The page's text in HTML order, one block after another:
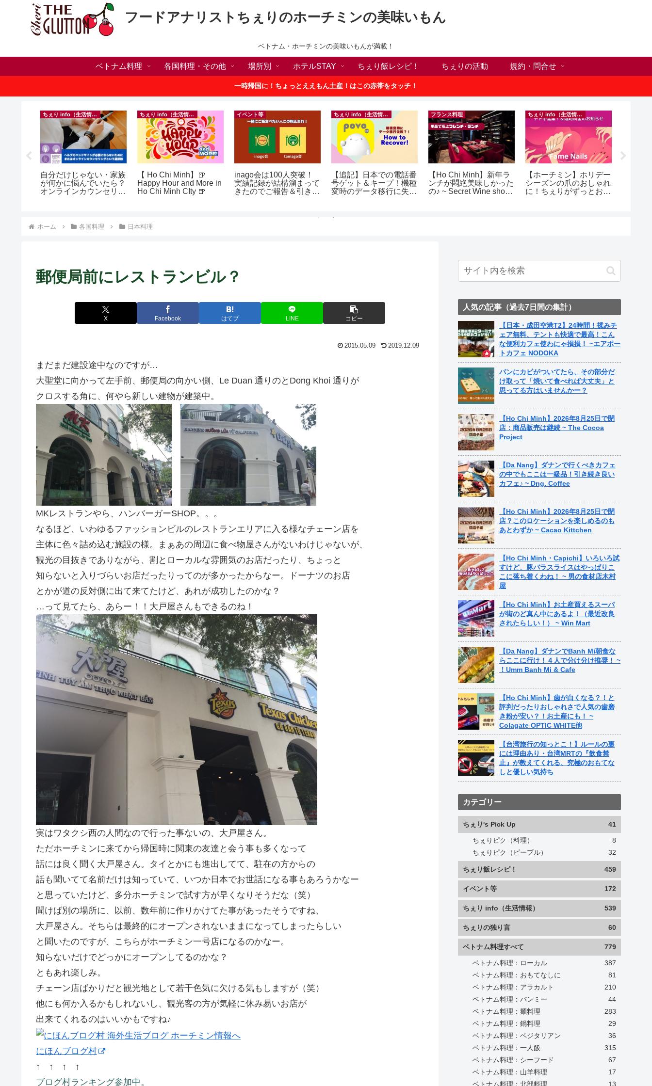
フードアナリストちぇりのホーチミンの美味いもん
ベトナム・ホーチミンの美味いもんが満載！
ベトナム料理 各国料理・その他 場所別 ホテルSTAY ちぇり飯レシピ！ ちぇりの活動 規約・問合せ
一時帰国に！ちょっとええもん土産！はこの赤帯をタッチ！
ちぇり info（生活情報）
自分だけじゃない・家族
が何かに悩んでいたら？
オンラインカウンセリン
ちぇり info（生活情報）
【 Ho Chi Minh】🍺
Happy Hour and More in
Ho Chi Minh CIty 🍺
イベント等
inago会は100人突破！
実績記録が結構溜まって
きたのでご報告＆引き続
ちぇり info（生活情報）
【追記】日本での電話番
号ゲット＆キープ！機種
変時のデータ移行に失敗
フランス料理
【Ho Chi Minh】新年ラ
ンチが悶絶美味しかった
の♪ ~ Secret Wine shop
ちぇり info（生活情報）
【ホーチミン】ホリデー
シーズンの爪のおしゃれ
に！ちぇりがずっとお世
ホーム 各国料理 日本料理
郵便局前にレストランビル？
X Facebook はてブ LINE コピー
2015.05.09 2019.12.09
まだまだ建設途中なのですが…
大聖堂に向かって左手前、郵便局の向かい側、Le Duan 通りのとDong Khoi 通りが
クロスする角に、何やら新しい建物が建築中。
MKレストランやら、ハンバーガーSHOP。。。
なるほど、いわゆるファッションビルのレストランエリアに入る様なチェーン店を
主体に色々詰め込む施設の様。まぁあの周辺に食べ物屋さんがないわけじゃないが、
観光の目抜きでありながら、割とローカルな雰囲気のお店だったり、ちょっと
知らないと入りづらいお店だったりってのが多かったからなー。ドーナツのお店
とかが道の反対側に出て来てたけど、あれが成功したのかな？
…って見てたら、あらー！！大戸屋さんもできるのね！
実はワタクシ西の人間なので行った事ないの、大戸屋さん。
ただホーチミンに来てから帰国時に関東の友達と会う事も多くなって
話には良く聞く大戸屋さん。タイとかにも進出してて、駐在の方からの
話も聞いてて名前だけは知っていて、いつか日本でお世話になる事もあろうかなー
と思っていたけど、多分ホーチミンで試す方が早くなりそうだな（笑）
聞けば別の場所に、以前、数年前に作りかけてた事があったそうですね、
大戸屋さん。そちらは最終的にオープンされないままになってしまったらしい
と聞いたのですが、こちらがホーチミン一号店になるのかなー。
知らないだけでどっかにオープンしてるのかな？
ともあれ楽しみ。
チェーン店ばかりだと観光地として若干色気に欠ける気もしますが（笑）
他にも何か入るかもしれないし、観光客の方が気軽に休み易いお店が
出来てくれるのはいいかもですね♪
にほんブログ村
↑ ↑ ↑ ↑
ブログ村ランキング参加中。
人気の記事（過去7日間の集計）
【日本・成田空港T2】24時間！揉みチ
ェア無料、テントも快適で最高！こん
な便利カフェ使わにゃ損損！ ~エアポー
トカフェ NODOKA
パンにカビがついてたら、その部分だ
け取って「焼いて食べれば大丈夫」と
思ってる方はいませんかー？
【Ho Chi Minh】2026年8月25日で閉
店：商品販売は継続 ~ The Cocoa
Project
【Da Nang】ダナンで行くべきカフェ
の中でもここは一級品！引き続き良い
カフェ♪ ~ Dng. Coffee
【Ho Chi Minh】2026年8月25日で閉
店？このロケーションを楽しめるのも
あとわずか ~ Cacao Kittchen
【Ho Chi Minh・Capichi】いろいろ試
すけど、豚バラスライスはやっぱりこ
こに落ち着くわね！ ~ 男の食材店木村
屋
【Ho Chi Minh】お土産買えるスーパ
が街のど真ん中にあるよ！（最近改良
されたらしい！） ~ Win Mart
【Da Nang】ダナンでBanh Mi朝食な
らここに行け！４人で分け分け推奨！ ~
！Umm Banh Mi & Cafe
【Ho Chi Minh】歯が白くなる？！と
評判だったりおしゃれさで人気の歯磨
き粉が安い？！お土産にも！ ~
Colagate OPTIC WHITE他
【台湾旅行の知っとこ！】ルールの裏
には理由あり・台湾MRTの『飲食禁
止』が教えてくれる、究極のおもてな
しと優しい気持ち
カテゴリー
ちぇり's Pick Up 41
ちぇりピク（料理）
8
ちぇりピク（ピープル）
32
ちぇり飯レシピ！ 459
イベント等 172
ちぇり info（生活情報） 539
ちぇりの独り言 60
ベトナム料理すべて 779
ベトナム料理：ローカル
387
ベトナム料理：おもてなしに
81
ベトナム料理：アラカルト
210
ベトナム料理：バンミー
44
ベトナム料理：麺料理
283
ベトナム料理：鍋料理
29
ベトナム料理：ベジタリアン
36
ベトナム料理：一人飯
315
ベトナム料理：シーフード
67
ベトナム料理：山羊料理
17
ベトナム料理：北部料理
13